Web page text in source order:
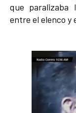
que paralizaba
entre el elenco y